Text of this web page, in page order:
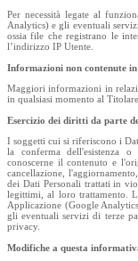
Per necessità legate al
Analytics) e gli eventuali
ossia file che registrano le
l’indirizzo IP Utente.
Informazioni non contenute in
Maggiori informazioni in
in qualsiasi momento al
Esercizio dei diritti da parte
I soggetti cui si riferiscono i
la conferma dell'esistenza
conoscerne il contenuto e
cancellazione,
dei Dati Personali trattati in
legittimi, al loro trattamento.
Applicazione (Google
gli eventuali servizi di terze
privacy.
Modifiche a questa